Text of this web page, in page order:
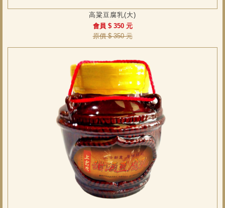
高粱豆腐乳(大)
會員 $ 350 元
原價 $ 350 元